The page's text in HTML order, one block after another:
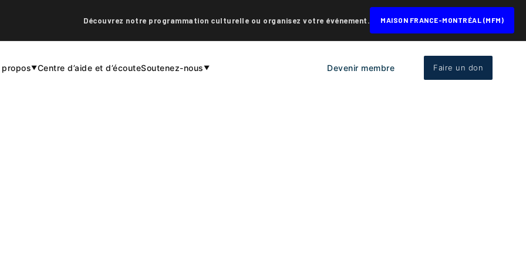
Découvrez notre programmation culturelle ou organisez votre événement. MAISON FRANCE-MONTRÉAL (MFM)
propos▼Centre d’aide et d’écouteSoutenez-nous▼ Devenir membre Faire un don